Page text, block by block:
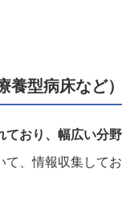
養型病床など）
おり、幅広い分
、情報収集してお